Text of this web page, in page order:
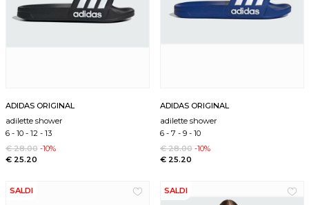
ADIDAS ORIGINAL
adilette shower
6 -10 -12 -13
€ 28.00 -10%
€ 25.20
ADIDAS ORIGINAL
adilette shower
6 -7 -9 -10
€ 28.00 -10%
€ 25.20
SALDI SALDI